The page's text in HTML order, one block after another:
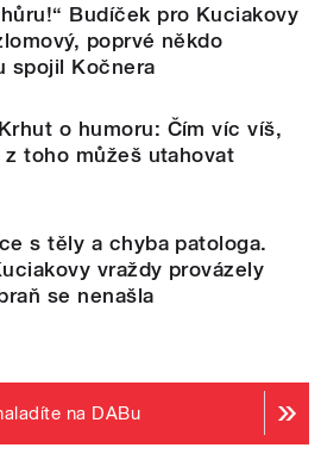
Budíček pro Kuciakovy
poprvé někdo
spojil Kočnera
o humoru: Čím víc víš,
toho můžeš utahovat
s těly a chyba patologa.
vraždy provázely
se nenašla
na DABu